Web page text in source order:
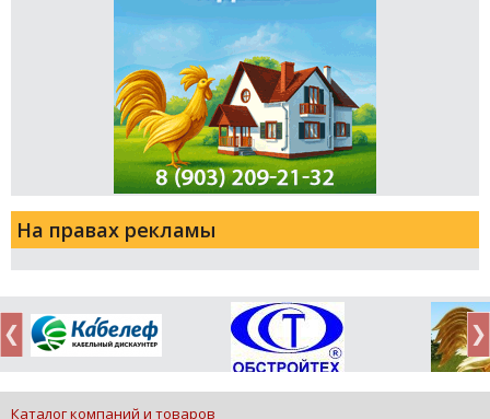
На правах рекламы
Каталог компаний и товаров